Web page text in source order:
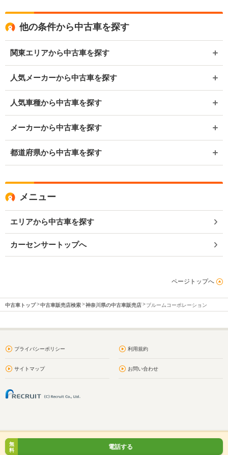
他の条件から中古車を探す
関東エリアから中古車を探す
人気メーカーから中古車を探す
人気車種から中古車を探す
メーカーから中古車を探す
都道府県から中古車を探す
メニュー
エリアから中古車を探す
カーセンサートップへ
ページトップへ
中古車トップ 中古車販売店検索 神奈川県の中古車販売店 ブルームコーポレーション
プライバシーポリシー 利用規約
サイトマップ お問い合わせ
無
料
電話する